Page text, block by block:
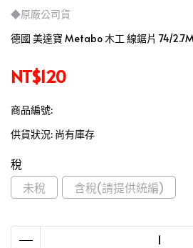
◆原廠公司貨
德國 美達寶 Metabo 木工 線鋸片 74/
NT$120
商品編號:
供貨狀況: 尚有庫存
稅
未稅
含稅(請提供統編)